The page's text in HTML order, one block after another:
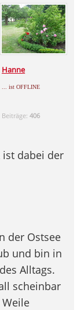
Hanne
... ist OFFLINE
Beiträge:406
dabei der
der Ostsee
und bin in
Alltags.
scheinbar